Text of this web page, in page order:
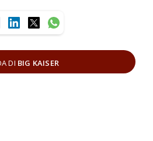
DI BIG KAISER